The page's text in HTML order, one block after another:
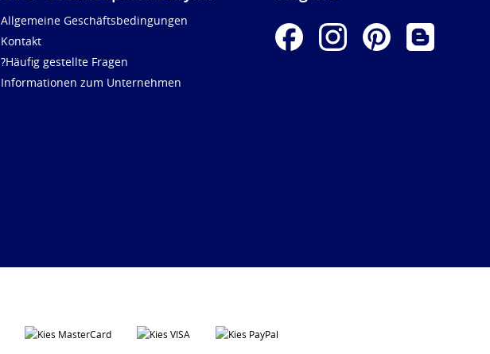
Allgemeine Geschäftsbedingungen
Kontakt
?Häufig gestellte Fragen
Informationen zum Unternehmen